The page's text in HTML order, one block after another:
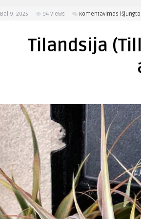
Bal 9, 2025 94 Views Komentavimas
Tilandsija